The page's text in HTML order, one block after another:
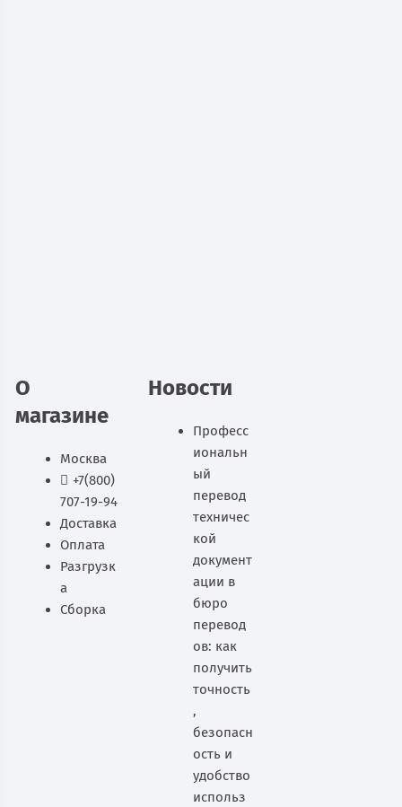
О
магазине
Москва
+7(800)
707-19-94
Доставка
Оплата
Разгрузк
а
Сборка
Новости
Професс
иональн
ый
перевод
техничес
кой
документ
ации в
бюро
перевод
ов: как
получить
точность
,
безопасн
ость и
удобство
использ